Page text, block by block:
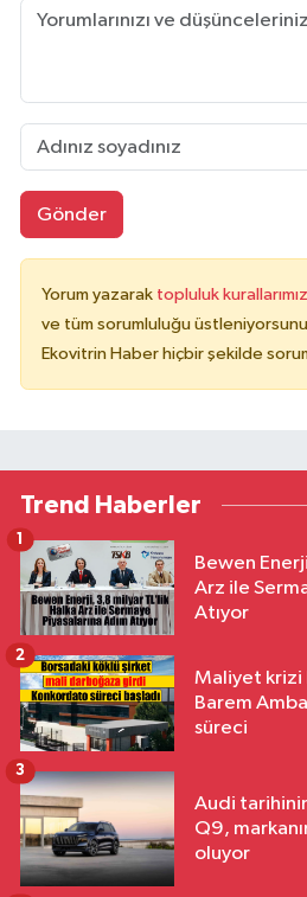
Gönder
Yorum yazarak topluluk
ve tüm sorumluluğu
Ekovitrin Haber hiçbir şekilde
Trend Haberler
Bewen
Arz ile
Atıyor
1
Maliyet krizi
Barem
süreci
2
Audi
Q9,
oluyor
3